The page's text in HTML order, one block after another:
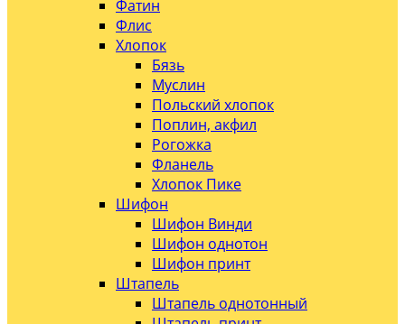
Фатин
Флис
Хлопок
Бязь
Муслин
Польский хлопок
Поплин, акфил
Рогожка
Фланель
Хлопок Пике
Шифон
Шифон Винди
Шифон однотон
Шифон принт
Штапель
Штапель однотонный